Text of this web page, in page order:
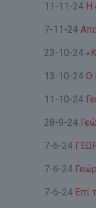
11-11-24 Η
7-11-24
23-10-24
13-10-24Ο
11-10-24
28-9-24
7-6-24
7-6-24
7-6-24 Επί